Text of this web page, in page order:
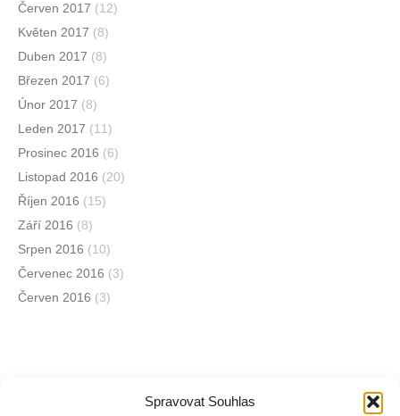
Spravovat Souhlas
Červen 2017 (12)
Květen 2017 (8)
Duben 2017 (8)
Březen 2017 (6)
Únor 2017 (8)
Leden 2017 (11)
Prosinec 2016 (6)
Listopad 2016 (20)
Říjen 2016 (15)
Září 2016 (8)
Srpen 2016 (10)
Červenec 2016 (3)
Červen 2016 (3)